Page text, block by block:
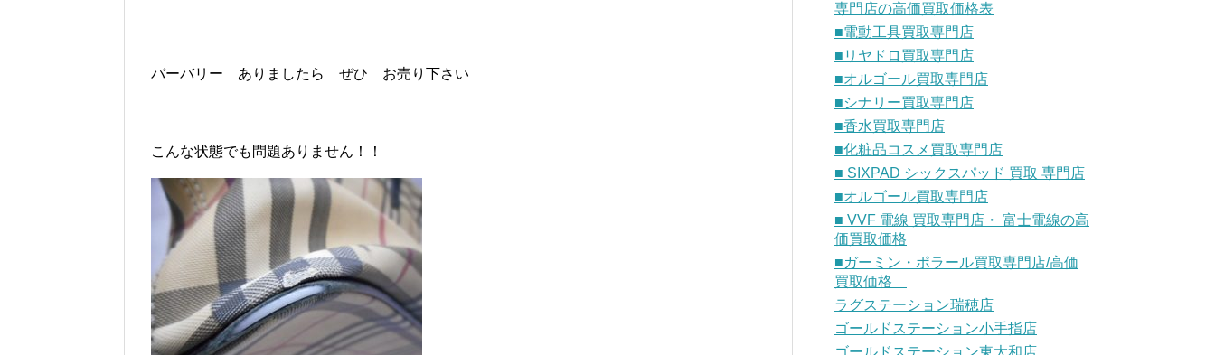
バーバリー ありましたら ぜひ お売り下さい
こんな状態でも問題ありません！！
専門店の高価買取価格表
■電動工具買取専門店
■リヤドロ買取専門店
■オルゴール買取専門店
■シナリー買取専門店
■香水買取専門店
■化粧品コスメ買取専門店
■ SIXPAD シックスパッド 買取 専門店
■オルゴール買取専門店
■ VVF 電線 買取専門店・ 富士電線の高
価買取価格
■ガーミン・ポラール買取専門店/高価
買取価格
ラグステーション瑞穂店
ゴールドステーション小手指店